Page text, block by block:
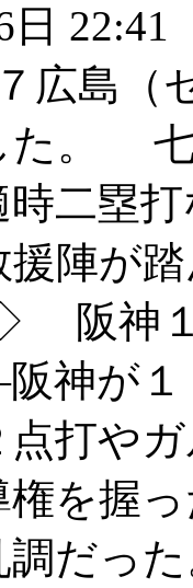
日 22:41
広島（
た。 七
二塁
援陣が
阪神１
神が１
点打や
権を握
調だっ